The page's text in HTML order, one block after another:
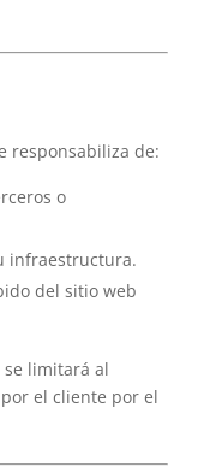
responsabiliza de:
o
infraestructura.
del sitio web
se limitará al
el cliente por el